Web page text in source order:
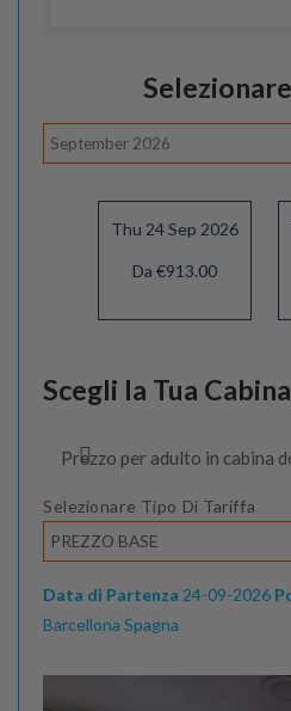
September 2026
Thu 24 Sep 2026
Da €913.00
Scegli la Tua Cabina
Prezzo per adulto in cabina
Selezionare Tipo Di Tariffa
PREZZO BASE
Data di Partenza 24-09-2026
Barcellona Spagna